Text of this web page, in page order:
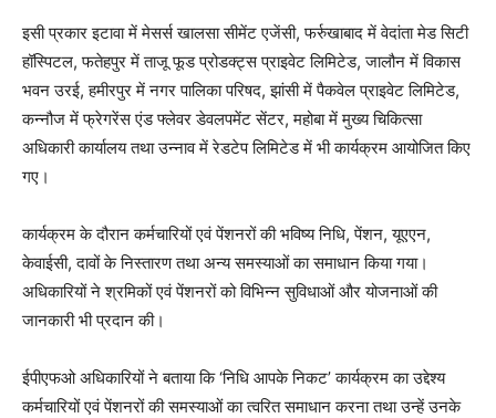
इसी प्रकार इटावा में मेसर्स खालसा सीमेंट एजेंसी, फर्रुखाबाद में वेदांता मेड सिटी
हॉस्पिटल, फतेहपुर में ताजू फूड प्रोडक्ट्स प्राइवेट लिमिटेड, जालौन में विकास
भवन उरई, हमीरपुर में नगर पालिका परिषद, झांसी में पैकवेल प्राइवेट लिमिटेड,
कन्नौज में फ्रेगरेंस एंड फ्लेवर डेवलपमेंट सेंटर, महोबा में मुख्य चिकित्सा
अधिकारी कार्यालय तथा उन्नाव में रेडटेप लिमिटेड में भी कार्यक्रम आयोजित किए
गए।
कार्यक्रम के दौरान कर्मचारियों एवं पेंशनरों की भविष्य निधि, पेंशन, यूएएन,
केवाईसी, दावों के निस्तारण तथा अन्य समस्याओं का समाधान किया गया।
अधिकारियों ने श्रमिकों एवं पेंशनरों को विभिन्न सुविधाओं और योजनाओं की
जानकारी भी प्रदान की।
ईपीएफओ अधिकारियों ने बताया कि ‘निधि आपके निकट’ कार्यक्रम का उद्देश्य
कर्मचारियों एवं पेंशनरों की समस्याओं का त्वरित समाधान करना तथा उन्हें उनके